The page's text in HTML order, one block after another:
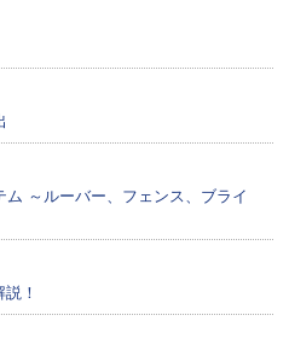
～ルーバー、フェンス、ブライ
！